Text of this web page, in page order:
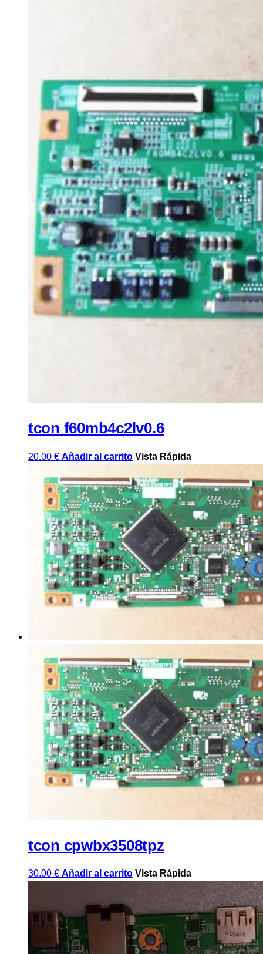
tcon f60mb4c2lv0.6
20.00 € Añadir al carrito Vista Rápida
tcon cpwbx3508tpz
30.00 € Añadir al carrito Vista Rápida